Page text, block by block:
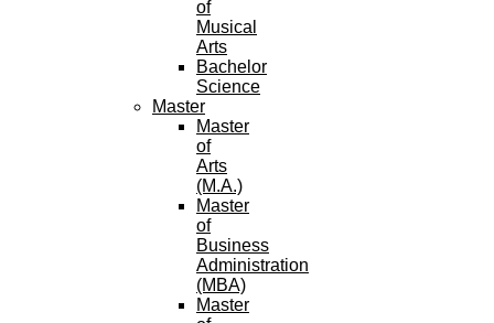
of
Musical
Arts
Bachelor
Science
Master
Master
of
Arts
(M.A.)
Master
of
Business
Administration
(MBA)
Master